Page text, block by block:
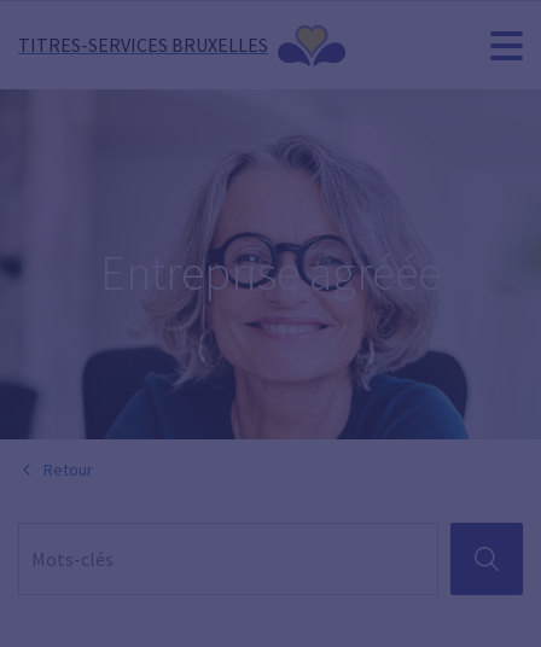
TITRES-SERVICES BRUXELLES
Entreprise agréée
Retour